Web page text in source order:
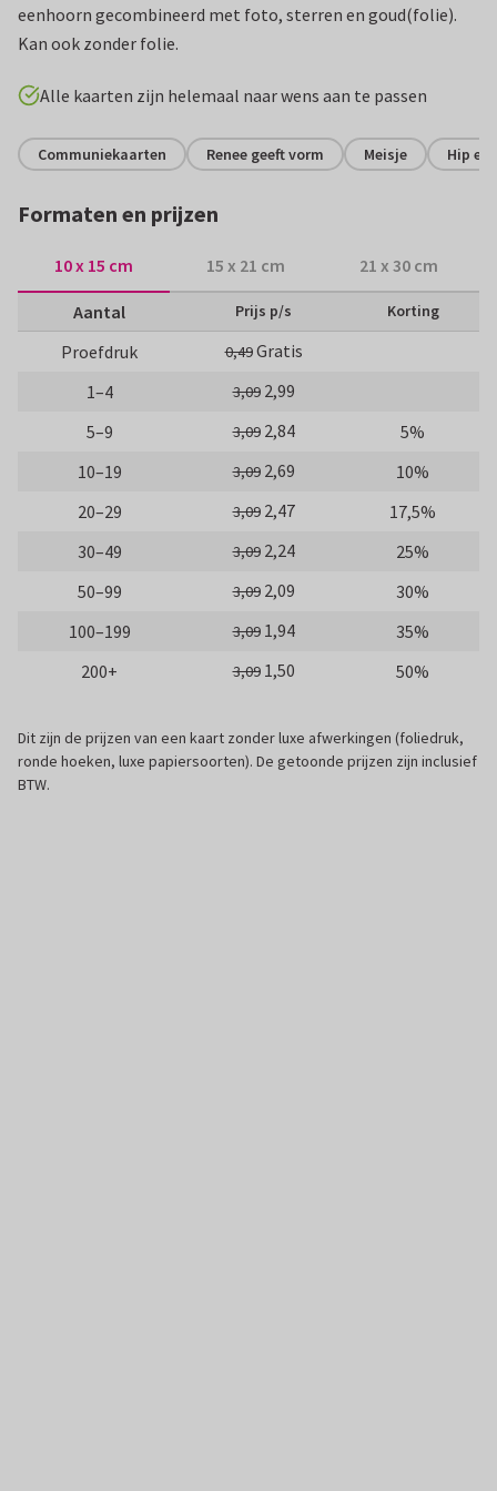
eenhoorn gecombineerd met foto, sterren en goud(folie).
Kan ook zonder folie.
Alle kaarten zijn helemaal naar wens aan te passen
Communiekaarten Renee geeft vorm Meisje Hip en
Formaten en prijzen
10 x 15 cm 15 x 21 cm 21 x 30 cm
Aantal Prijs p/s Korting
Proefdruk 0,49Gratis
1–4
3,09 2,99
5–9
3,09 2,84
5%
10–19
3,09 2,69
10%
20–29
3,09 2,47
17,5%
30–49
3,09 2,24
25%
50–99
3,09 2,09
30%
100–199
3,09 1,94
35%
200+
3,09 1,50 50%
Dit zijn de prijzen van een kaart zonder luxe afwerkingen (foliedruk,
ronde hoeken, luxe papiersoorten). De getoonde prijzen zijn inclusief
BTW.